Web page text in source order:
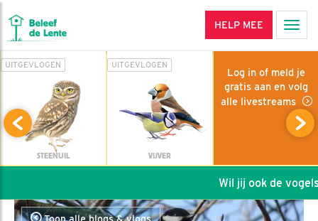
HELP MEE
UITGEVLOGEN
STEENUIL
UITGEVLOGEN
VIJVER
Log in of meld je
gratis aan en volg
alle livestreams
Wil jij ook de